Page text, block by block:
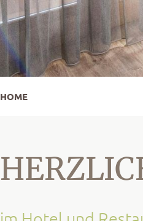
HOME